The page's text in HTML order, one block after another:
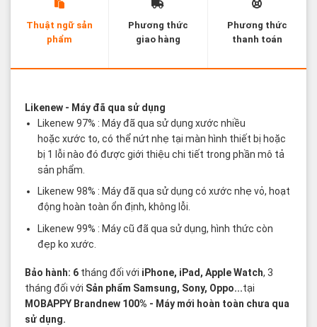
Thuật ngữ sản
phẩm
Phương thức
giao hàng
Phương thức
thanh toán
Likenew- Máy đã qua sử dụng
Likenew 97% : Máy đã qua sử dụng xước nhiều
hoặc xước to, có thể nứt nhẹ tại màn hình thiết bị hoặc
bị 1 lỗi nào đó được giới thiệu chi tiết trong phần mô tả
sản phẩm.
Likenew 98% : Máy đã qua sử dụng có xước nhẹ vỏ, hoạt
động hoàn toàn ổn định, không lỗi.
Likenew 99% : Máy cũ đã qua sử dụng, hình thức còn
đẹp ko xước.
Bảo hành: 6 tháng đối với iPhone, iPad, Apple Watch, 3
tháng đối với Sản phẩm Samsung, Sony, Oppo...tại
MOBAPPY Brandnew 100% - Máy mới hoàn toàn chưa qua
sử dụng.